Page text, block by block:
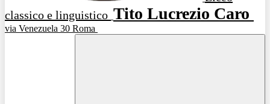
classico e linguistico Tito Lucrezio Caro
via Venezuela 30 Roma